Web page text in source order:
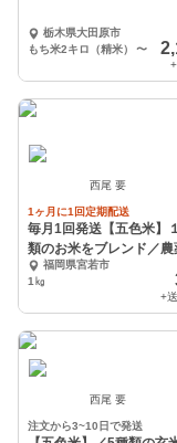
栃木県大田原市
もち米2キロ（精米）
〜
西尾 要
1ヶ月に1回定期配送
毎月1回発送【五色米】
類のお米をブレンド／農
肥料不使用
福岡県宮若市
1㎏
+
西尾 要
注文から3~10日で発送